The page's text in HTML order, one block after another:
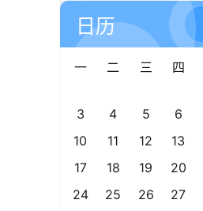
日历
一 二 三 四
3
4 5 6
10
11 12 13
17
18 19 20
24
25 26 27